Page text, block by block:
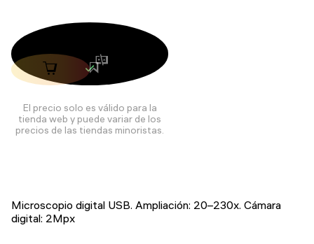
El precio solo es válido para la
tienda web y puede variar de los
precios de las tiendas minoristas.
Microscopio digital USB. Ampliación: 20–230x. Cámara
digital: 2Mpx